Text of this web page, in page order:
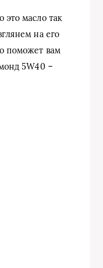
масло так
на его
поможет вам
5W40 –